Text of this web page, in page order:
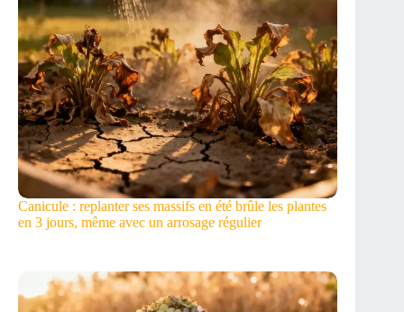
Canicule : replanter ses massifs en été brûle les plantes
en 3 jours, même avec un arrosage régulier